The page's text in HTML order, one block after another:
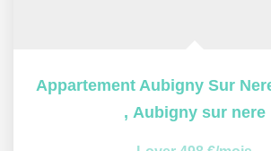
, Aubigny sur nere